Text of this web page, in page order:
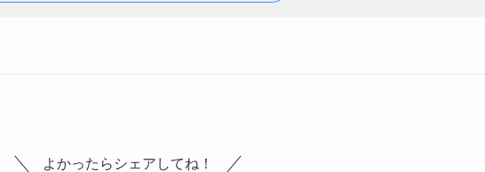
よかったらシェアしてね！